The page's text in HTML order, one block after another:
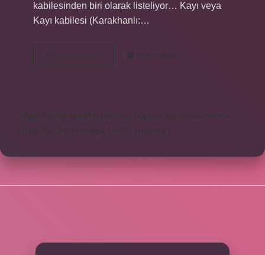
kabilesinden biri olarak listeliyor… Kayı veya
Kayı kabilesi (Karakhanlı:…
Devamını okuyun
Kayilarin
Soyu
Yorum Bırak
https://www.seraforum.com
https://cigerricco.com.tr
https://yildirimmedya.com.tr Sitemap